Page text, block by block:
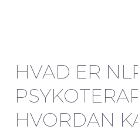
HVAD ER
HVORDAN